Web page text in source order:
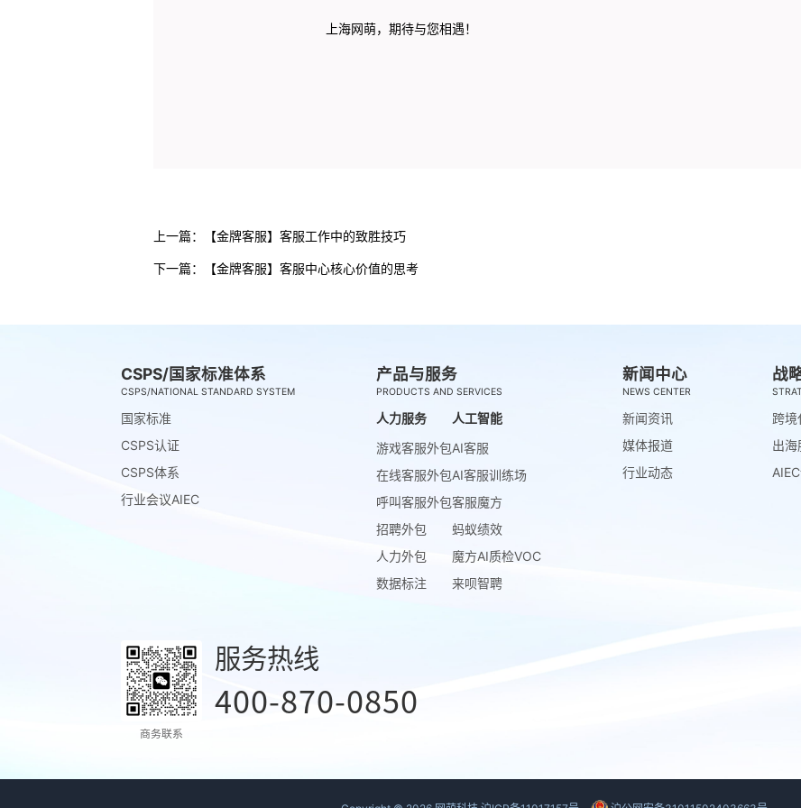
上海网萌，期待与您相遇！
上一篇： 【金牌客服】客服工作中的致胜技巧
下一篇： 【金牌客服】客服中心核心价值的思考
CSPS/国家标准体系
CSPS/NATIONAL STANDARD SYSTEM
国家标准
CSPS认证
CSPS体系
行业会议AIEC
产品与服务
PRODUCTS AND SERVICES
人力服务
游戏客服外包
在线客服外包
呼叫客服外包
招聘外包
人力外包
数据标注
人工智能
AI客服
AI客服训练场
客服魔方
蚂蚁绩效
魔方AI质检VOC
来呗智聘
新闻中心
NEWS CENTER
新闻资讯
媒体报道
行业动态
战
跨境
出海
商务联系
服务热线
400-870-0850